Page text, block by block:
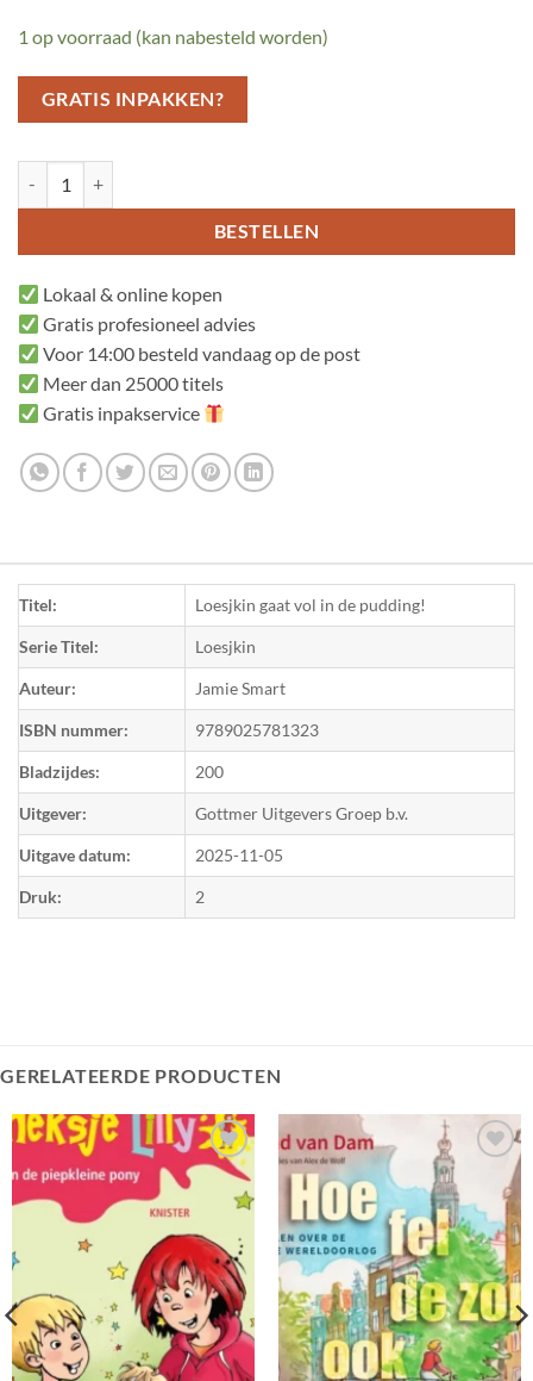
1 op voorraad (kan nabesteld worden)
GRATIS INPAKKEN?
BESTELLEN
Lokaal & online kopen
Gratis profesioneel advies
Voor 14:00 besteld vandaag op de post
Meer dan 25000 titels
Gratis inpakservice
Titel: Loesjkin gaat vol in de pudding!
Serie Titel: Loesjkin
Auteur: Jamie Smart
ISBN nummer: 9789025781323
Bladzijdes: 200
Uitgever: Gottmer Uitgevers Groep b.v.
Uitgave datum: 2025-11-05
Druk: 2
GERELATEERDE PRODUCTEN